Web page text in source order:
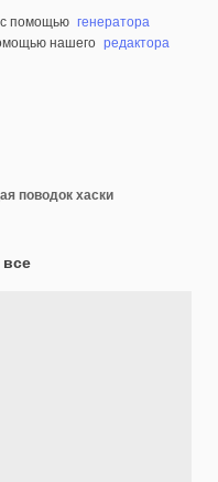
помощью генератора
нашего редактора
поводок хаски